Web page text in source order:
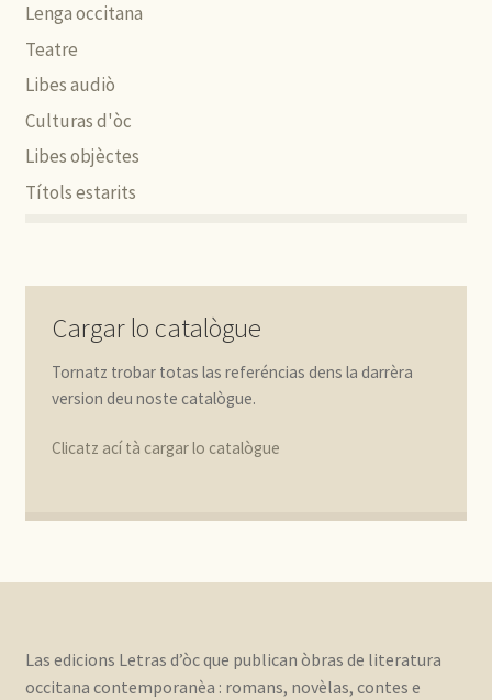
Lenga occitana
Teatre
Libes audiò
Culturas d'òc
Libes objèctes
Títols estarits
Cargar lo catalògue
Tornatz trobar totas las referéncias dens la darrèra
version deu noste catalògue.
Clicatz ací tà cargar lo catalògue
Las edicions Letras d’òc que publican òbras de literatura
occitana contemporanèa : romans, novèlas, contes e